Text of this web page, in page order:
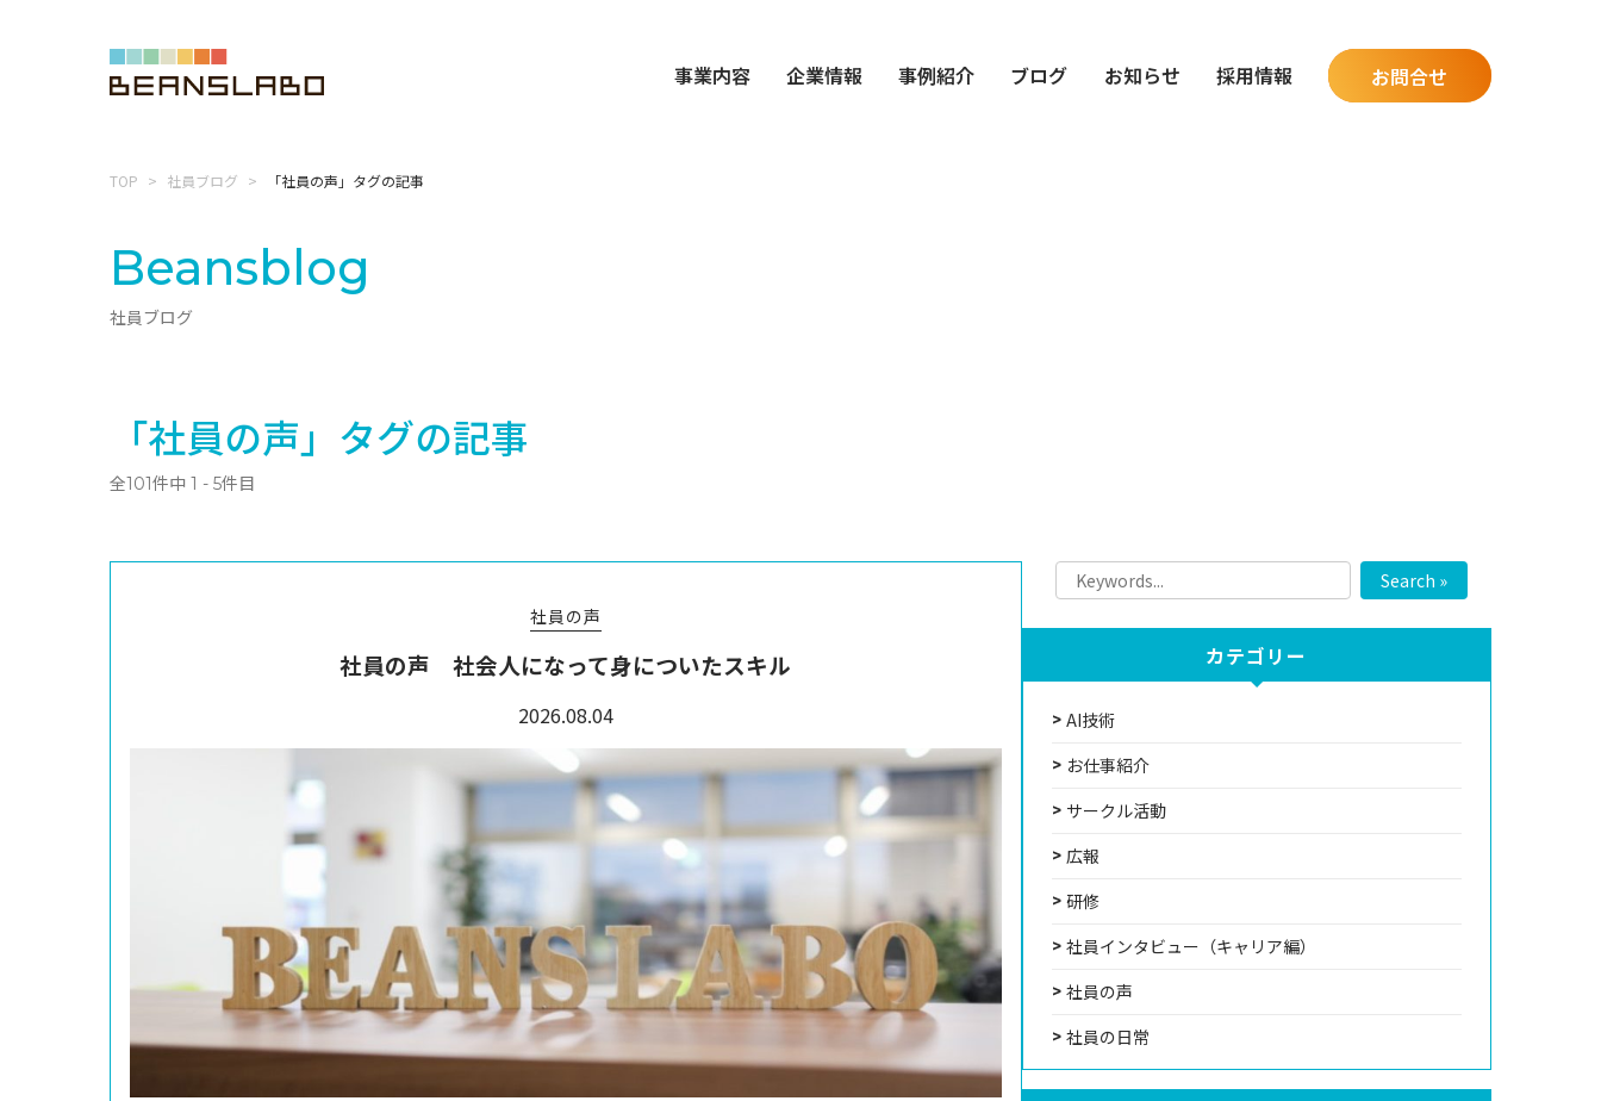
事業内容 企業情報 事例紹介 ブログ お知らせ 採用情報 お問合せ
TOP 社員ブログ 「社員の声」タグの記事
Beansblog
社員ブログ
「社員の声」タグの記事
全101件中 1 - 5件目
社員の声
社員の声 社会人になって身についたスキル
2026.08.04
Search »
カテゴリー
AI技術
お仕事紹介
サークル活動
広報
研修
社員インタビュー（キャリア編）
社員の声
社員の日常